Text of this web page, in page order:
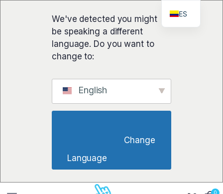
We've detected you might
be speaking a different
language. Do you want to
change to:
English
Language
0
ES